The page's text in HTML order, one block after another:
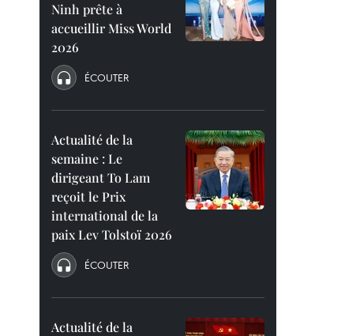
Ninh prête à
accueillir Miss World
2026
ÉCOUTER
Actualité de la
semaine : Le
dirigeant To Lam
reçoit le Prix
international de la
paix Lev Tolstoï 2026
ÉCOUTER
Actualité de la